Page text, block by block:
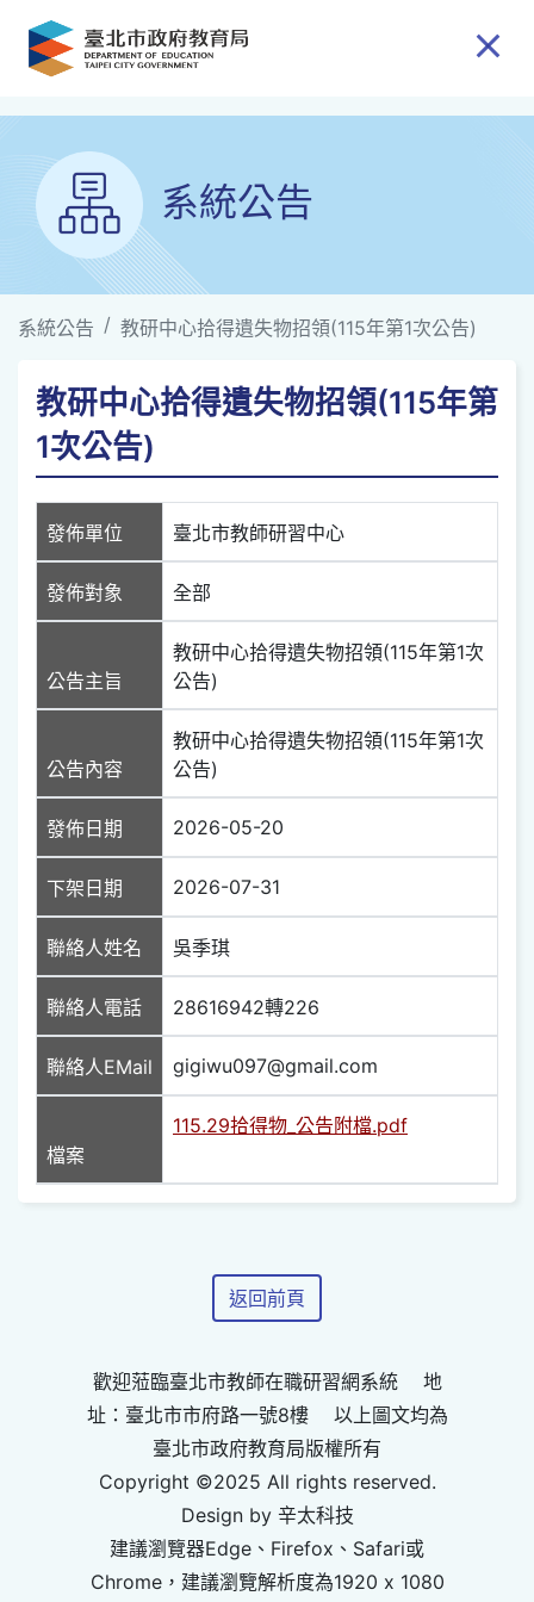
跳到主要內容
系統公告
系統公告 教研中心拾得遺失物招領(115年第1次公告)
教研中心拾得遺失物招領(115年第
1次公告)
發佈單位 臺北市教師研習中心
發佈對象 全部
公告主旨
教研中心拾得遺失物招領(115年第1次
公告)
公告內容
教研中心拾得遺失物招領(115年第1次
公告)
發佈日期 2026-05-20
下架日期 2026-07-31
聯絡人姓名 吳季琪
聯絡人電話 28616942轉226
聯絡人EMail gigiwu097@gmail.com
檔案
115.29拾得物_公告附檔.pdf
返回前頁
歡迎蒞臨臺北市教師在職研習網系統 地
址：臺北市市府路一號8樓 以上圖文均為
臺北市政府教育局版權所有
Copyright ©2025 All rights reserved.
Design by 辛太科技
建議瀏覽器Edge、Firefox、Safari或
Chrome，建議瀏覽解析度為1920 x 1080